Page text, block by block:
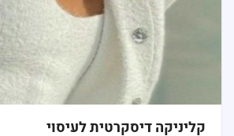
קליניקה דיסקרטית לעיסוי